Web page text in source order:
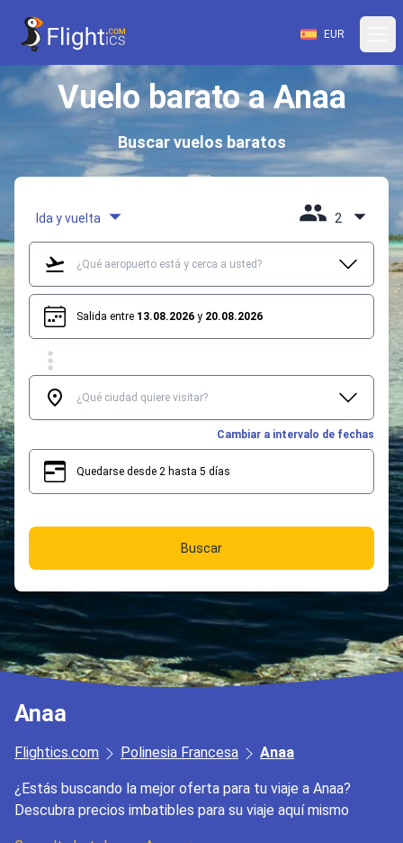
EUR
Vuelo barato a Anaa
Buscar vuelos baratos
Ida y vuelta 2
Salida entre 13.08.2026 y 20.08.2026
Cambiar a intervalo de fechas
Quedarse desde 2 hasta 5 días
Buscar
Anaa
Flightics.com Polinesia Francesa Anaa
¿Estás buscando la mejor oferta para tu viaje a Anaa?
Descubra precios imbatibles para su viaje aquí mismo